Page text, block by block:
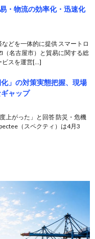
・物流の効率化・迅速化
どを一体的に提供 スマートロ
（名古屋市）と貿易に関する総
ビスを運営[…]
化」の対策実態把握、現場
ャップ
上がった」と回答 防災・危機
（スペクティ）は4月3